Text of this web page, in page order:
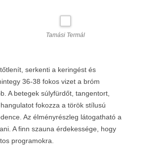
Tamási Termál
serkenti a keringést és
36-38 fokos vizet a bróm
A betegek súlyfürdőt, tangentort,
fokozza a török stílusú
Az élményrészleg látogatható a
A finn szauna érdekessége, hogy
programokra.